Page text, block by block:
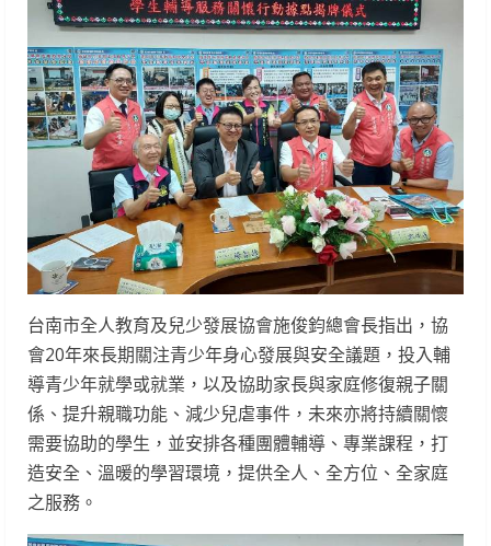
台南市全人教育及兒少發展協會施俊鈞總會長指出，協
會20年來長期關注青少年身心發展與安全議題，投入輔
導青少年就學或就業，以及協助家長與家庭修復親子關
係、提升親職功能、減少兒虐事件，未來亦將持續關懷
需要協助的學生，並安排各種團體輔導、專業課程，打
造安全、溫暖的學習環境，提供全人、全方位、全家庭
之服務。